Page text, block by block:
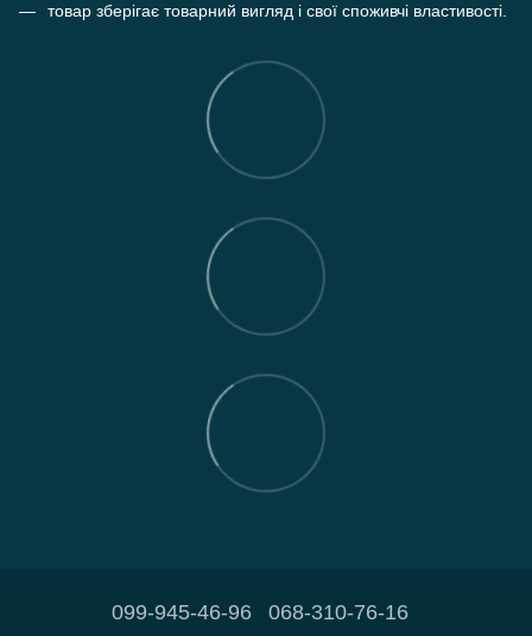
товар зберігає товарний вигляд і свої споживчі властивості.
099-945-46-96 068-310-76-16